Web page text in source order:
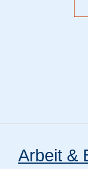
Arbeit &